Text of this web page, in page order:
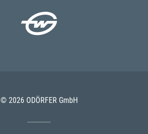
© 2026 ODÖRFER GmbH